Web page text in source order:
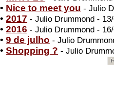
• Nice to meet you - Julio
• 2017 - Julio Drummond -
• 2016 - Julio Drummond -
• 9 de julho - Julio
• Shopping ? - Julio